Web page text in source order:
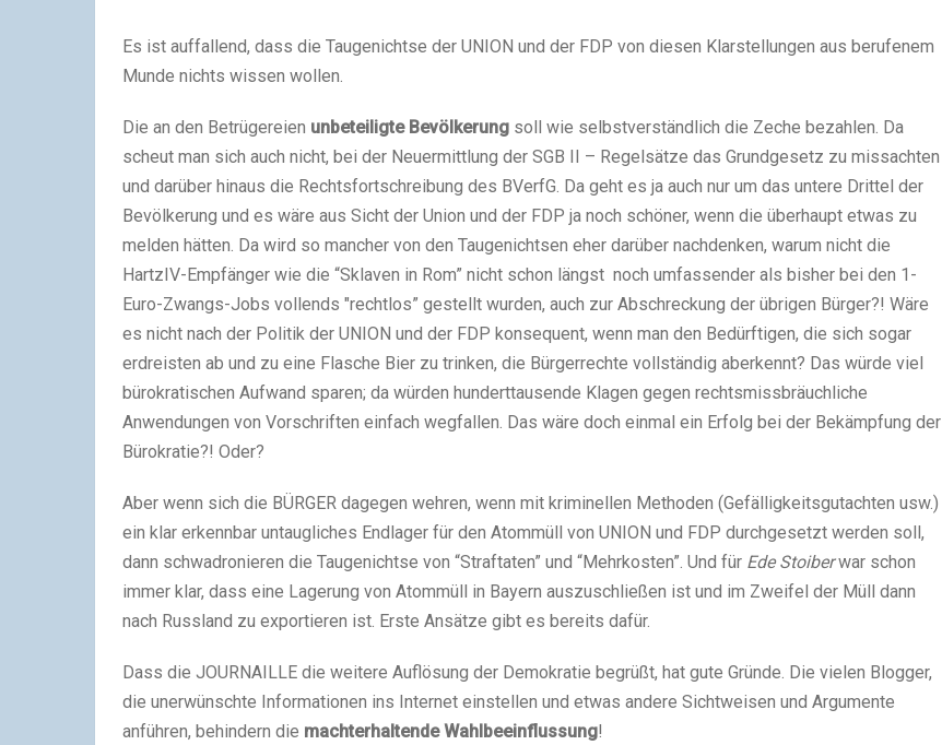
Es ist auffallend, dass die Taugenichtse der UNION und der FDP von diesen Klarstellungen aus berufenem
Munde nichts wissen wollen.
Die an den Betrügereien unbeteiligte Bevölkerung soll wie selbstverständlich die Zeche bezahlen. Da
scheut man sich auch nicht, bei der Neuermittlung der SGB II – Regelsätze das Grundgesetz zu missachten
und darüber hinaus die Rechtsfortschreibung des BVerfG. Da geht es ja auch nur um das untere Drittel der
Bevölkerung und es wäre aus Sicht der Union und der FDP ja noch schöner, wenn die überhaupt etwas zu
melden hätten. Da wird so mancher von den Taugenichtsen eher darüber nachdenken, warum nicht die
HartzIV-Empfänger wie die “Sklaven in Rom” nicht schon längst noch umfassender als bisher bei den 1-
Euro-Zwangs-Jobs vollends "rechtlos” gestellt wurden, auch zur Abschreckung der übrigen Bürger?! Wäre
es nicht nach der Politik der UNION und der FDP konsequent, wenn man den Bedürftigen, die sich sogar
erdreisten ab und zu eine Flasche Bier zu trinken, die Bürgerrechte vollständig aberkennt? Das würde viel
bürokratischen Aufwand sparen; da würden hunderttausende Klagen gegen rechtsmissbräuchliche
Anwendungen von Vorschriften einfach wegfallen. Das wäre doch einmal ein Erfolg bei der Bekämpfung der
Bürokratie?! Oder?
Aber wenn sich die BÜRGER dagegen wehren, wenn mit kriminellen Methoden (Gefälligkeitsgutachten usw.)
ein klar erkennbar untaugliches Endlager für den Atommüll von UNION und FDP durchgesetzt werden soll,
dann schwadronieren die Taugenichtse von “Straftaten” und “Mehrkosten”. Und für Ede Stoiberwar schon
immer klar, dass eine Lagerung von Atommüll in Bayern auszuschließen ist und im Zweifel der Müll dann
nach Russland zu exportieren ist. Erste Ansätze gibt es bereits dafür.
Dass die JOURNAILLE die weitere Auflösung der Demokratie begrüßt, hat gute Gründe. Die vielen Blogger,
die unerwünschte Informationen ins Internet einstellen und etwas andere Sichtweisen und Argumente
anführen, behindern die machterhaltende Wahlbeeinflussung!